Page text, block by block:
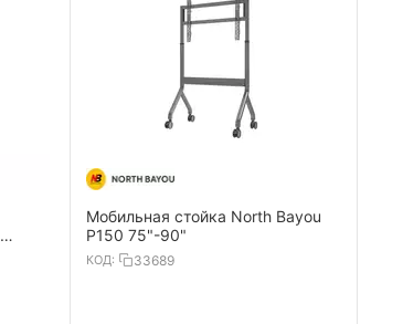
Мобильная стойка North Bayou
P150 75"-90"
КОД: 33689